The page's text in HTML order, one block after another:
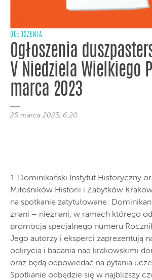
OGŁOSZENIA
Ogłoszenia
V Niedziela Wielkiego
marca 2023
25 marca 2023, 6:20
1. Dominikański Instytut Historyczny
Miłośników Historii i Zabytków
na spotkanie zatytułowane:
znani – nieznani, w ramach którego
promocja specjalnego numeru
Jego autorzy i eksperci zaprezentują
odkrycia i badania nad krakowskimi
oraz będą odpowiedać na pytania
Spotkanie odbędzie się w najbliższy